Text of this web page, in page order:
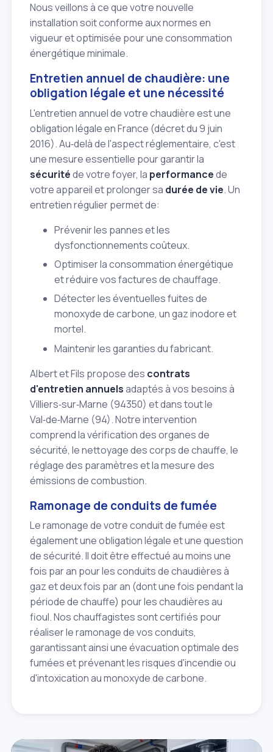
Nous veillons à ce que votre nouvelle
installation soit conforme aux normes en
vigueur et optimisée pour une consommation
énergétique minimale.
Entretien annuel de chaudière: une
obligation légale et une nécessité
L'entretien annuel de votre chaudière est une
obligation légale en France (décret du 9 juin
2016). Au‑delà de l'aspect réglementaire, c'est
une mesure essentielle pour garantir la
sécuritéde votre foyer, la performancede
votre appareil et prolonger sa durée de vie. Un
entretien régulier permet de:
Prévenir les pannes et les
dysfonctionnements coûteux.
Optimiser la consommation énergétique
et réduire vos factures de chauffage.
Détecter les éventuelles fuites de
monoxyde de carbone, un gaz inodore et
mortel.
Maintenir les garanties du fabricant.
Albert et Fils propose des contrats
d'entretien annuelsadaptés à vos besoins à
Villiers‑sur‑Marne (94350) et dans tout le
Val‑de‑Marne (94). Notre intervention
comprend la vérification des organes de
sécurité, le nettoyage des corps de chauffe, le
réglage des paramètres et la mesure des
émissions de combustion.
Ramonage de conduits de fumée
Le ramonage de votre conduit de fumée est
également une obligation légale et une question
de sécurité. Il doit être effectué au moins une
fois par an pour les conduits de chaudières à
gaz et deux fois par an (dont une fois pendant la
période de chauffe) pour les chaudières au
fioul. Nos chauffagistes sont certifiés pour
réaliser le ramonage de vos conduits,
garantissant ainsi une évacuation optimale des
fumées et prévenant les risques d'incendie ou
d'intoxication au monoxyde de carbone.